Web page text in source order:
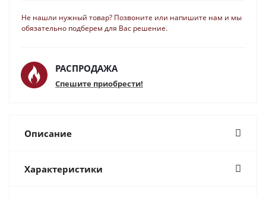
Не нашли нужный товар? Позвоните или напишите нам и мы
обязательно подберем для Вас решение.
РАСПРОДАЖА
Спешите приобрести!
Описание
Характеристики